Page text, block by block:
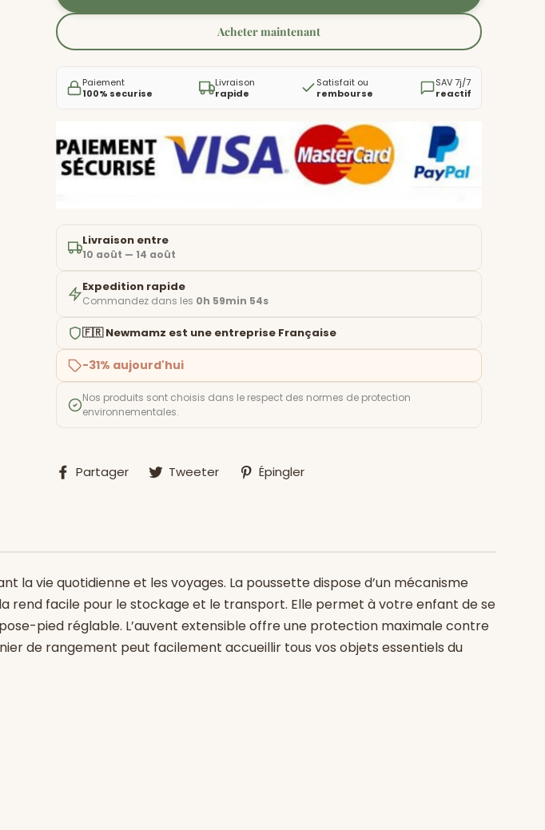
Acheter maintenant
Paiement
100% securise
Livraison
rapide
Satisfait ou
rembourse
SAV 7j/7
reactif
Livraison entre
10 août — 14 août
Expedition rapide
Commandez dans les 0h 59min 52s
🇫🇷 Newmamz est une entreprise Française
-31% aujourd'hui
Nos produits sont choisis dans le respect des normes de protection
environnementales.
Partager
PartagerTweeter
Tweeter
sur
Épingler
vie quotidienne et les voyages. La poussette dispose d’un mécanisme
rend facile pour le stockage et le transport. Elle permet à votre enfant de se
pied réglable. L’auvent extensible offre une protection maximale contre
de rangement peut facilement accueillir tous vos objets essentiels du